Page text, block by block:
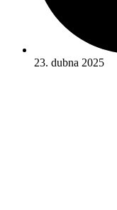
23. dubna 2025